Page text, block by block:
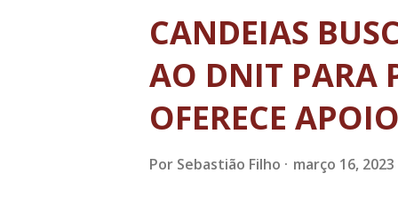
Anotação de
legalmente habilitado foram
Na inspetoria de Lavras,
identificação de 302
combater o exercício ilegal
CANDEIAS
AO DNIT PARA
OFERECE APOIO
Por Sebastião Filho março 16, 2023